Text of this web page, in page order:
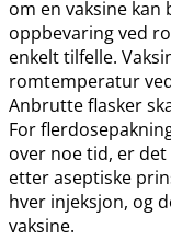
om en vaksine
oppbevaring ved
enkelt tilfelle.
romtemperatur
Anbrutte flasker
For
over noe tid, er
etter aseptiske
hver injeksjon, og
vaksine.